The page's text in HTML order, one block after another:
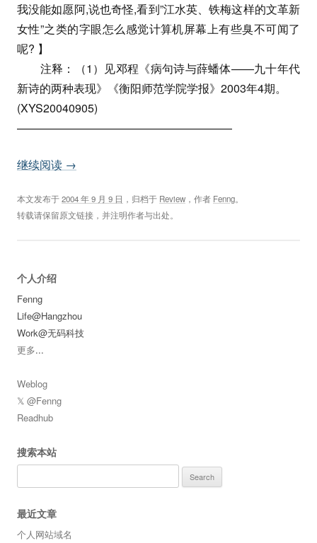
我没能如愿阿,说也奇怪,看到”江水英、铁梅这样的文革新
女性”之类的字眼怎么感觉计算机屏幕上有些臭不可闻了
呢? 】
注释：（1）见邓程《病句诗与薛蟠体——九十年代
新诗的两种表现》《衡阳师范学院学报》2003年4期。
(XYS20040905)
———————————————————
继续阅读 →
本文发布于2004 年 9 月 9 日 ，归档于 Review ，作者 Fenng。
转载请保留原文链接，并注明作者与出处。
个人介绍
Fenng
Life@Hangzhou
Work@无码科技
更多...
Weblog
𝕏 @Fenng
Readhub
搜索本站
for:
最近文章
个人网站域名